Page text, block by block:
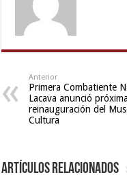
Anterior
Primera Combatiente
Lacava anunció próxima
reinauguración del
Cultura
Artículos relacionados